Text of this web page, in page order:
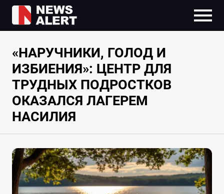
«НАРУЧНИКИ, ГОЛОД И
ИЗБИЕНИЯ»: ЦЕНТР ДЛЯ
ТРУДНЫХ ПОДРОСТКОВ
ОКАЗАЛСЯ ЛАГЕРЕМ
НАСИЛИЯ